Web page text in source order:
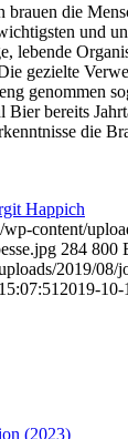
brauen die
und
lebende
gezielte
genommen
bereits
die
Happich
wp-content/
284 800
2019/08/
2019-
(2023)